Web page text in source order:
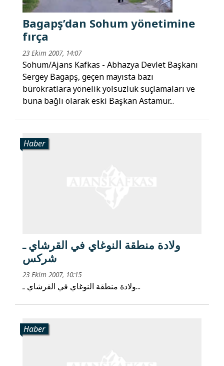
Bagapş’dan Sohum yönetimine
fırça
23 Ekim 2007, 14:07
Sohum/Ajans Kafkas - Abhazya Devlet Başkanı
Sergey Bagapş, geçen mayısta bazı
bürokratlara yönelik yolsuzluk suçlamaları ve
buna bağlı olarak eski Başkan Astamur...
Haber
ولادة منطقة النوغاي في القرشاي ـ
شركس
23 Ekim 2007, 10:15
ولادة منطقة النوغاي في القرشاي ـ...
Haber